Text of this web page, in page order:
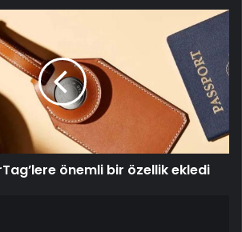
önemli bir özellik ekledi